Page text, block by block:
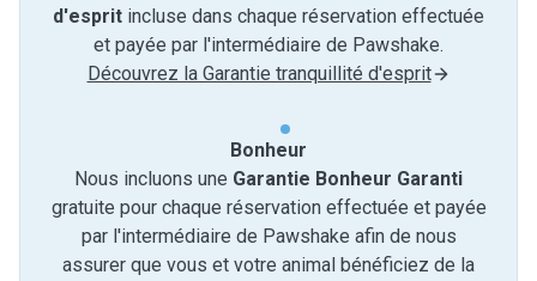
d'esprit incluse dans chaque réservation effectuée
et payée par l'intermédiaire de Pawshake.
Découvrez la Garantie tranquillité d'esprit
Bonheur
Nous incluons une Garantie Bonheur Garanti
gratuite pour chaque réservation effectuée et payée
par l'intermédiaire de Pawshake afin de nous
assurer que vous et votre animal bénéficiez de la